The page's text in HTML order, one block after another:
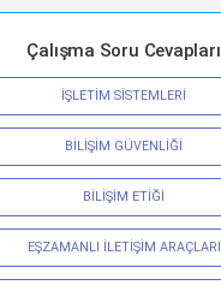
Çalışma Soru Cevapları
İŞLETİM SİSTEMLERİ
BİLİŞİM GÜVENLİĞİ
BİLİŞİM ETİĞİ
EŞZAMANLI İLETİŞİM ARAÇLARI